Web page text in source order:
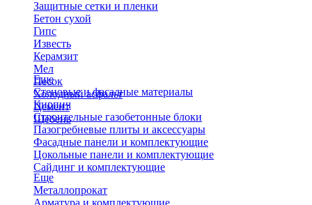
Защитные сетки и пленки
Бетон сухой
Гипс
Известь
Керамзит
Мел
Песок
Холодный асфальт
Цемент
Щебень
Еще
Стеновые и фасадные материалы
Кирпич
Строительные газобетонные блоки
Пазогребневые плиты и аксессуары
Фасадные панели и комплектующие
Цокольные панели и комплектующие
Сайдинг и комплектующие
Еще
Металлопрокат
Арматура и комплектующие